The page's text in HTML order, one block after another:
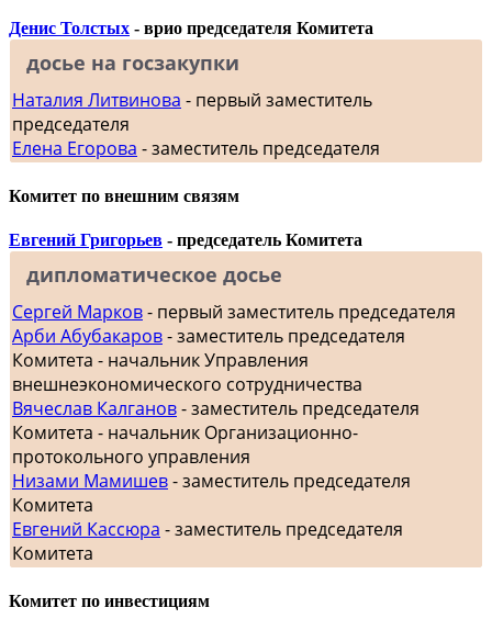
Денис Толстых - врио председателя Комитета
досье на госзакупки
Наталия Литвинова - первый заместитель
председателя
Елена Егорова - заместитель председателя
Комитет по внешним связям
Евгений Григорьев - председатель Комитета
дипломатическое досье
Сергей Марков- первый заместитель председателя
Арби Абубакаров- заместитель председателя
Комитета - начальник Управления
внешнеэкономического сотрудничества
Вячеслав Калганов- заместитель председателя
Комитета - начальник Организационно-
протокольного управления
Низами Мамишев- заместитель председателя
Комитета
Евгений Кассюра - заместитель председателя
Комитета
Комитет по инвестициям